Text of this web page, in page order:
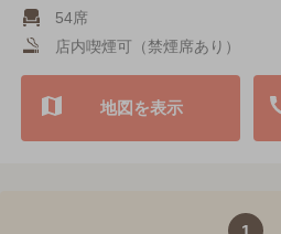
54席
店内喫煙可（禁煙席あり）
地図を表示